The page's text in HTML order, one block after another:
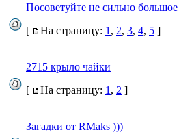
Посоветуйте не сильно
[
На страницу: 1 , 2, 3, 4, 5 ]
2715 крыло чайки
[
На страницу: 1 , 2 ]
Загадки от RMaks )))